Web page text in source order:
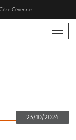
Cévennes
Toggle
23/10/2024